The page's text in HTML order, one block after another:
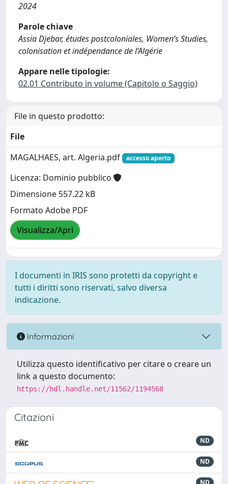
2024
Parole chiave
Assia Djebar, études postcoloniales, Women’s Studies,
colonisation et indépendance de l’Algérie
Appare nelle tipologie:
02.01 Contributo in volume (Capitolo o Saggio)
File in questo prodotto:
File
MAGALHAES, art. Algeria.pdf
accesso aperto
Licenza: Dominio pubblico
Dimensione 557.22 kB
Formato Adobe PDF
Visualizza/Apri
I documenti in IRIS sono protetti da copyright e
tutti i diritti sono riservati, salvo diversa
indicazione.
Informazioni
Utilizza questo identificativo per citare o creare un
link a questo documento:
https://hdl.handle.net/11562/1194568
Citazioni
ND
ND